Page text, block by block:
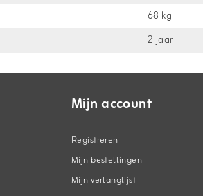
68 kg
2 jaar
Mijn account
Registreren
Mijn bestellingen
Mijn verlanglijst